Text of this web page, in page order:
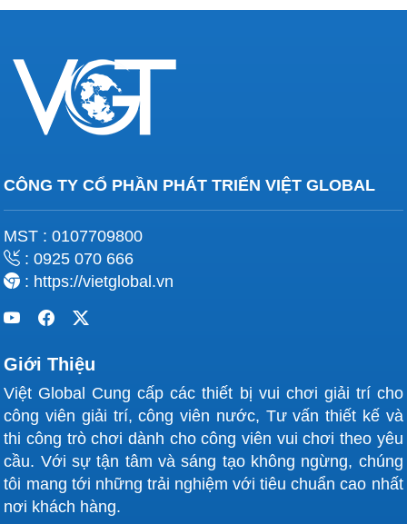
CÔNG TY CỔ PHẦN PHÁT TRIỂN VIỆT GLOBAL
MST : 0107709800
: 0925 070 666
: https://vietglobal.vn
Giới Thiệu
Việt Global Cung cấp các thiết bị vui chơi giải trí cho
công viên giải trí, công viên nước, Tư vấn thiết kế và
thi công trò chơi dành cho công viên vui chơi theo yêu
cầu. Với sự tận tâm và sáng tạo không ngừng, chúng
tôi mang tới những trải nghiệm với tiêu chuẩn cao nhất
nơi khách hàng.